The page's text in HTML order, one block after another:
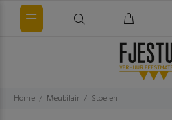
Home Meubilair Stoelen